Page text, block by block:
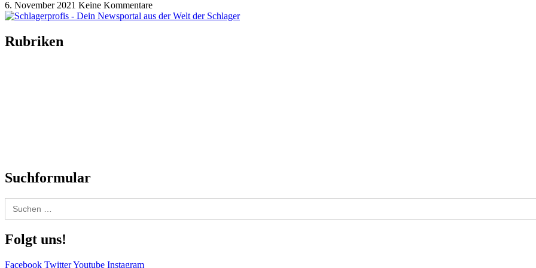
6. November 2021 Keine Kommentare
Rubriken
Suchformular
Search
for:
Folgt uns!
Facebook TwitterYoutube Instagram